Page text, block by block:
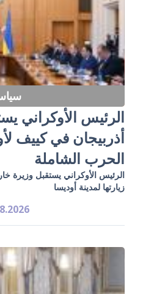
الرئيس الأوكراني
أذربيجان في كييف
الحرب الشاملة
الرئيس الأوكراني يستقبل وزيرة
زيارتها لمدينة أوديسا